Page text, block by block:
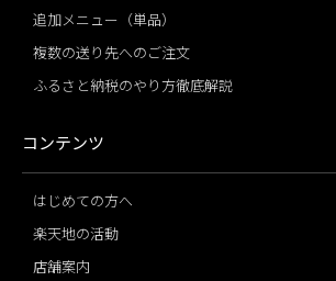
追加メニュー（単品）
複数の送り先へのご注文
ふるさと納税のやり方徹底解説
コンテンツ
はじめての方へ
楽天地の活動
店舗案内